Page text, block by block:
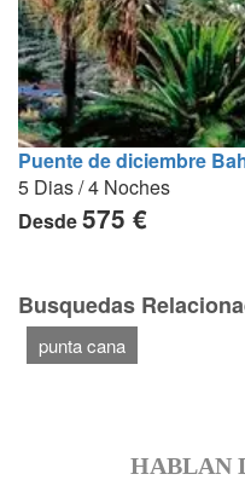
Puente de diciembre
5 Dias / 4 Noches
Desde575 €
Busquedas
punta cana
HABLAN